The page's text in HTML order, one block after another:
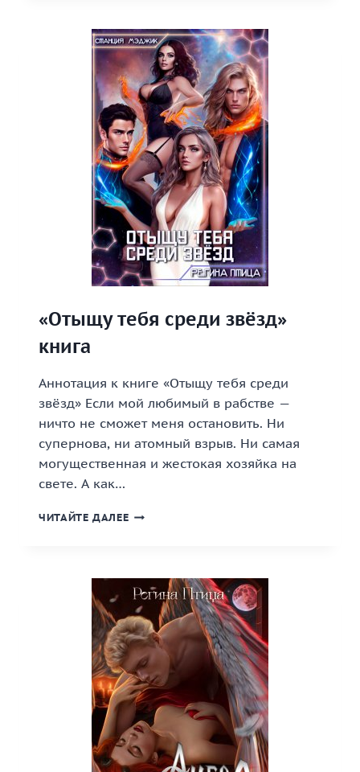
КНИГА
«Отыщу тебя среди звёзд»
книга
Аннотация к книге «Отыщу тебя среди
звёзд» Если мой любимый в рабстве —
ничто не сможет меня остановить. Ни
супернова, ни атомный взрыв. Ни самая
могущественная и жестокая хозяйка на
свете. А как…
ЧИТАЙТЕ ДАЛЕЕ «ОТЫЩУ
КНИГА